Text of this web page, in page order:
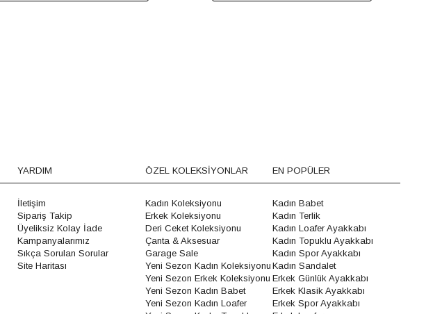
YARDIM
İletişim
Sipariş Takip
Üyeliksiz Kolay İade
Kampanyalarımız
Sıkça Sorulan Sorular
Site Haritası
ÖZEL KOLEKSİYONLAR
Kadın Koleksiyonu
Erkek Koleksiyonu
Deri Ceket Koleksiyonu
Çanta & Aksesuar
Garage Sale
Yeni Sezon Kadın Koleksiyonu
Yeni Sezon Erkek Koleksiyonu
Yeni Sezon Kadın Babet
Yeni Sezon Kadın Loafer
EN POPÜLER
Kadın Babet
Kadın Terlik
Kadın Loafer Ayakkabı
Kadın Topuklu Ayakkabı
Kadın Spor Ayakkabı
Kadın Sandalet
Erkek Günlük Ayakkabı
Erkek Klasik Ayakkabı
Erkek Spor Ayakkabı